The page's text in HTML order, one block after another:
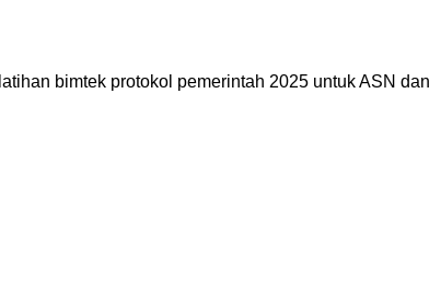
bimtek protokol pemerintah 2025 untuk ASN dan